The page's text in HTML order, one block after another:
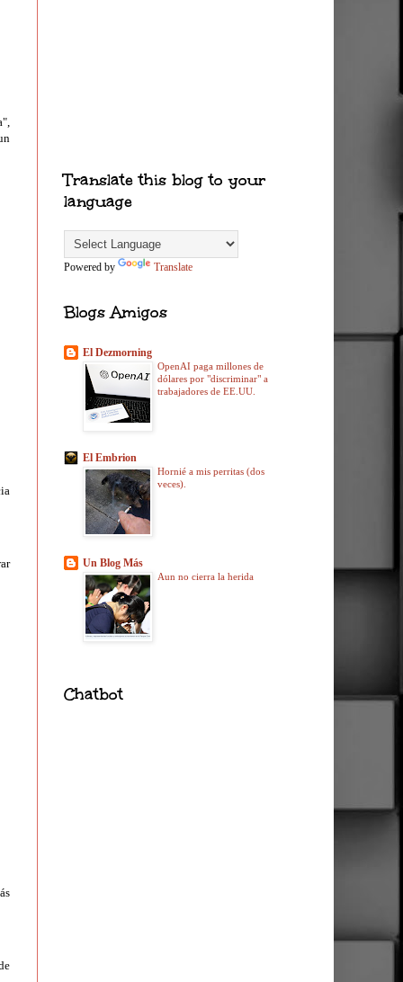
Translate this blog to your
language
Powered by Translate
Blogs Amigos
El Dezmorning
OpenAI paga millones de
dólares por "discriminar" a
trabajadores de EE.UU.
El Embrion
Hornié a mis perritas (dos
veces).
Un Blog Más
Aun no cierra la herida
Chatbot